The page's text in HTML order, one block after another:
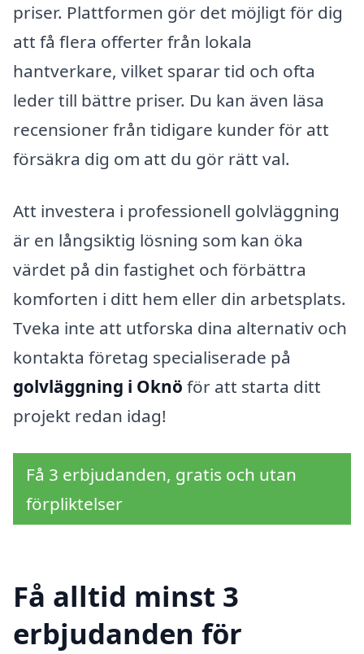
priser. Plattformen gör det möjligt för dig
att få flera offerter från lokala
hantverkare, vilket sparar tid och ofta
leder till bättre priser. Du kan även läsa
recensioner från tidigare kunder för att
försäkra dig om att du gör rätt val.
Att investera i professionell golvläggning
är en långsiktig lösning som kan öka
värdet på din fastighet och förbättra
komforten i ditt hem eller din arbetsplats.
Tveka inte att utforska dina alternativ och
kontakta företag specialiserade på
golvläggning i Oknö för att starta ditt
projekt redan idag!
Få 3 erbjudanden, gratis och utan
förpliktelser
Få alltid minst 3
erbjudanden för